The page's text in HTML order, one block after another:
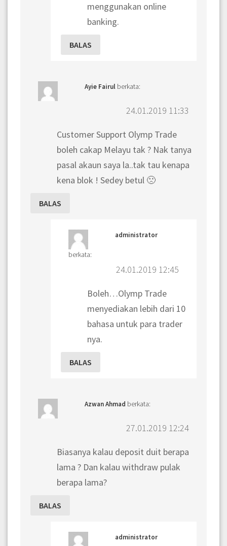
menggunakan online
banking.
BALAS
Ayie Fairul berkata:
24.01.2019 11:33
Customer Support Olymp Trade
boleh cakap Melayu tak ? Nak tanya
pasal akaun saya la..tak tau kenapa
kena blok ! Sedey betul 🙁
BALAS
administrator
berkata:
24.01.2019 12:45
Boleh…Olymp Trade
menyediakan lebih dari 10
bahasa untuk para trader
nya.
BALAS
Azwan Ahmad berkata:
27.01.2019 12:24
Biasanya kalau deposit duit berapa
lama ? Dan kalau withdraw pulak
berapa lama?
BALAS
administrator